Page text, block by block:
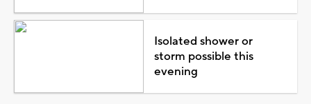
Isolated shower or
storm possible this
evening